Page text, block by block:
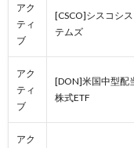
アク
ティ
ブ
[CSCO]シスコシス
テムズ
アク
ティ
ブ
[DON]米国中型配
株式ETF
アク